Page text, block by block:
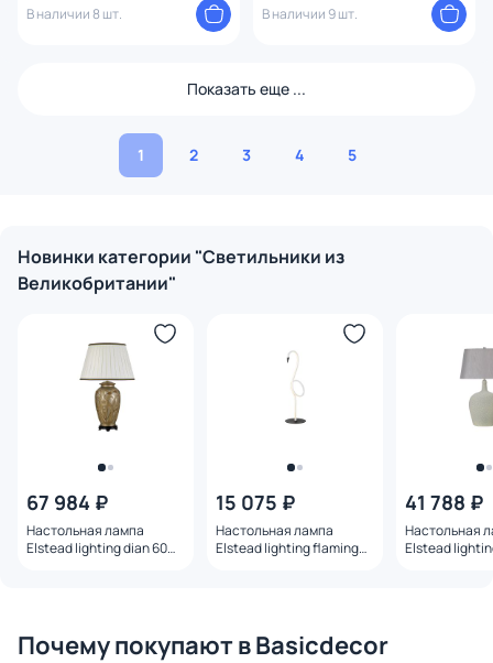
В наличии 8 шт.
В наличии 9 шт.
Показать еще ...
1 2 3 4 5
Новинки категории "Светильники из
Великобритании"
67 984 ₽
Настольная лампа
Elstead lighting dian 60W
15 075 ₽
Настольная лампа
Elstead lighting flamingo
41 788 ₽
Настольная
Elstead
Почему покупают в Basicdecor